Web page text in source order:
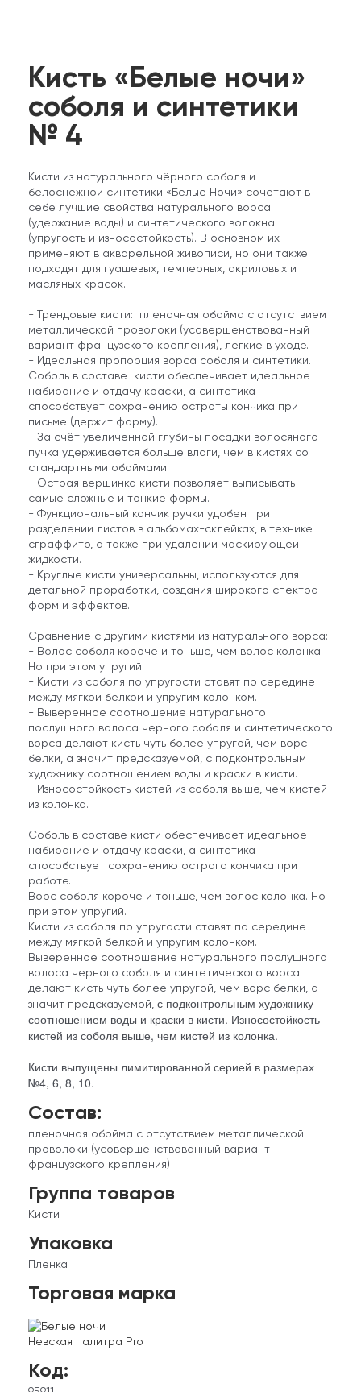
Кисть «Белые ночи»
соболя и синтетики
№ 4
Кисти из натурального чёрного соболя и
белоснежной синтетики «Белые Ночи» сочетают в
себе лучшие свойства натурального ворса
(удержание воды) и синтетического волокна
(упругость и износостойкость). В основном их
применяют в акварельной живописи, но они также
подходят для гуашевых, темперных, акриловых и
масляных красок.
- Трендовые кисти: пленочная обойма с отсутствием
металлической проволоки (усовершенствованный
вариант французского крепления), легкие в уходе.
- Идеальная пропорция ворса соболя и синтетики.
Соболь в составе кисти обеспечивает идеальное
набирание и отдачу краски, а синтетика
способствует сохранению остроты кончика при
письме (держит форму).
- За счёт увеличенной глубины посадки волосяного
пучка удерживается больше влаги, чем в кистях со
стандартными обоймами.
- Острая вершинка кисти позволяет выписывать
самые сложные и тонкие формы.
- Функциональный кончик ручки удобен при
разделении листов в альбомах-склейках, в технике
сграффито, а также при удалении маскирующей
жидкости.
- Круглые кисти универсальны, используются для
детальной проработки, создания широкого спектра
форм и эффектов.
Сравнение с другими кистями из натурального ворса:
- Волос соболя короче и тоньше, чем волос колонка.
Но при этом упругий.
- Кисти из соболя по упругости ставят по середине
между мягкой белкой и упругим колонком.
- Выверенное соотношение натурального
послушного волоса черного соболя и синтетического
ворса делают кисть чуть более упругой, чем ворс
белки, а значит предсказуемой, с подконтрольным
художнику соотношением воды и краски в кисти.
- Износостойкость кистей из соболя выше, чем кистей
из колонка.
Соболь в составе кисти обеспечивает идеальное
набирание и отдачу краски, а синтетика
способствует сохранению острого кончика при
работе.
Ворс соболя короче и тоньше, чем волос колонка. Но
при этом упругий.
Кисти из соболя по упругости ставят по середине
между мягкой белкой и упругим колонком.
Выверенное соотношение натурального послушного
волоса черного соболя и синтетического ворса
делают кисть чуть более упругой, чем ворс белки, а
значит предсказуемой, с подконтрольным художнику
соотношением воды и краски в кисти. Износостойкость
кистей из соболя выше, чем кистей из колонка.
Кисти выпущены лимитированной серией в размерах
№4, 6, 8, 10.
Состав:
пленочная обойма с отсутствием металлической
проволоки (усовершенствованный вариант
французского крепления)
Группа товаров
Кисти
Упаковка
Пленка
Торговая марка
Код: